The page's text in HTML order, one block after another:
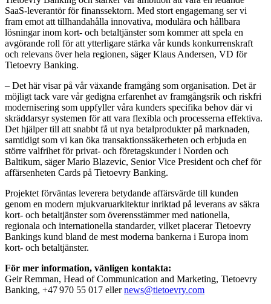
SaaS-leverantör för finanssektorn. Med stort engagemang ser vi
fram emot att tillhandahålla innovativa, modulära och hållbara
lösningar inom kort- och betaltjänster som kommer att spela en
avgörande roll för att ytterligare stärka vår kunds konkurrenskraft
och relevans över hela regionen, säger Klaus Andersen, VD för
Tietoevry Banking.
– Det här visar på vår växande framgång som organisation. Det är
möjligt tack vare vår gedigna erfarenhet av framgångsrik och riskfri
modernisering som uppfyller våra kunders specifika behov där vi
skräddarsyr systemen för att vara flexibla och processerna effektiva.
Det hjälper till att snabbt få ut nya betalprodukter på marknaden,
samtidigt som vi kan öka transaktionssäkerheten och erbjuda en
större valfrihet för privat- och företagskunder i Norden och
Baltikum, säger Mario Blazevic, Senior Vice President och chef för
affärsenheten Cards på Tietoevry Banking.
Projektet förväntas leverera betydande affärsvärde till kunden
genom en modern mjukvaruarkitektur inriktad på leverans av säkra
kort- och betaltjänster som överensstämmer med nationella,
regionala och internationella standarder, vilket placerar Tietoevry
Bankings kund bland de mest moderna bankerna i Europa inom
kort- och betaltjänster.
För mer information, vänligen kontakta:
Geir Remman, Head of Communication and Marketing, Tietoevry
Banking, +47 970 55 017 ellernews@tietoevry.com